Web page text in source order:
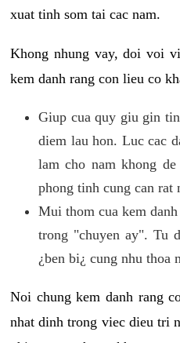
xuat tinh som tai cac nam.
Khong nhung vay, doi voi
kem danh rang con lieu co
Giup cua quy giu gin
diem lau hon. Luc cac
lam cho nam khong
phong tinh cung can rat
Mui thom cua kem
trong "chuyen ay". Tu
¿ben bi¿ cung nhu thoa
Noi chung kem danh rang
nhat dinh trong viec dieu tri